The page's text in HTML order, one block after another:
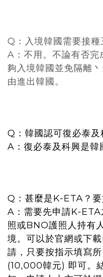
Q：入境韓國需要接種
A：不用。不論有否完
夠入境韓國並免隔離
由進出韓國。
Q：韓國認可復必泰及
A：復必泰及科興是韓
Q：甚麼是K-ETA？要
A：需要先申請K-
照或BNO護照人持有
境。可以於官網或下
請，只要按指示填寫
(10,000韓元) 即可。